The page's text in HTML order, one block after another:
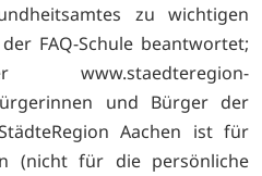
zu wichtigen
FAQ-Schule beantwortet;
www.staedteregion-
und Bürger der
Aachen ist für
(nicht für die persönliche